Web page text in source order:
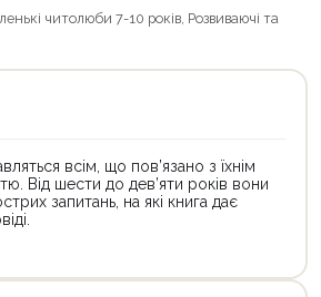
читолюби 7-10 років, Розвиваючі та
всім, що пов’язано з їхнім
Від шести до дев’яти років вони
запитань, на які книга дає